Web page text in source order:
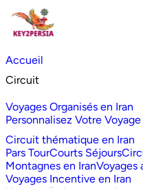
Accueil
Circuit
Voyages Organisés en Iran
Personnalisez Votre Voyage
Circuit thématique en Iran
Pars TourCourts Séjours
Montagnes en IranVoyages
Voyages Incentive en Iran